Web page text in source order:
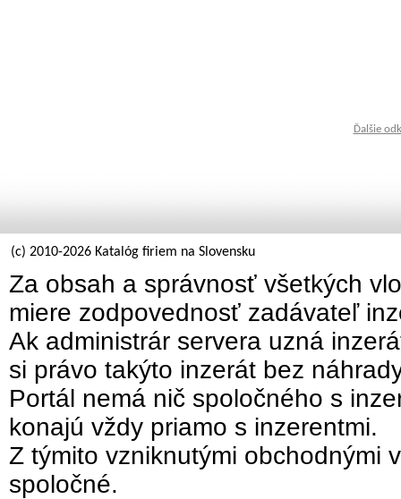
Ďalšie
(c) 2010-2026 Katalóg firiem na Slovensku
Za obsah a správnosť všetkých
miere zodpovednosť zadávateľ
Ak administrár servera uzná
si právo takýto inzerát bez
Portál nemá nič spoločného s
konajú vždy priamo s inzerentmi.
Z týmito vzniknutými obchodnými
spoločné.